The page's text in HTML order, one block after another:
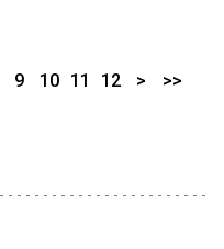
9 10 11 12 > >>